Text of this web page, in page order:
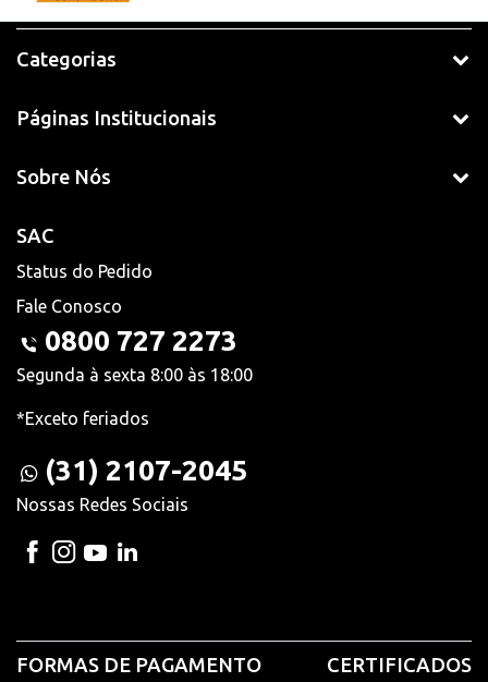
Categorias
Páginas Institucionais
Sobre Nós
SAC
Status do Pedido
Fale Conosco
0800 727 2273
Segunda à sexta 8:00 às 18:00
*Exceto feriados
(31) 2107-2045
Nossas Redes Sociais
FORMAS DE PAGAMENTO CERTIFICADOS